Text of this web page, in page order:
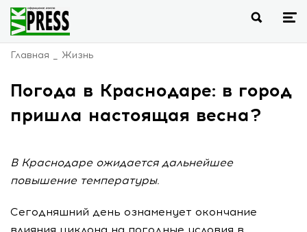
Главная Жизнь
Погода в Краснодаре: в город
пришла настоящая весна?
В Краснодаре ожидается дальнейшее
повышение температуры.
Сегодняшний день ознаменует окончание